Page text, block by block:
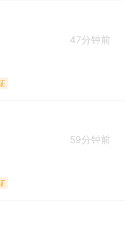
47分钟前
59分钟前